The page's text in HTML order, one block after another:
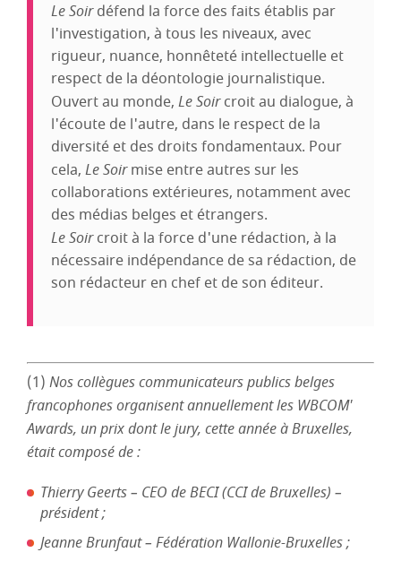
Le Soirdéfend la force des faits établis par
l'investigation, à tous les niveaux, avec
rigueur, nuance, honnêteté intellectuelle et
respect de la déontologie journalistique.
Ouvert au monde, Le Soircroit au dialogue, à
l'écoute de l'autre, dans le respect de la
diversité et des droits fondamentaux. Pour
cela, Le Soirmise entre autres sur les
collaborations extérieures, notamment avec
des médias belges et étrangers.
Le Soircroit à la force d'une rédaction, à la
nécessaire indépendance de sa rédaction, de
son rédacteur en chef et de son éditeur.
(1) Nos collègues communicateurs publics belges
francophones organisent annuellement les WBCOM'
Awards, un prix dont le jury, cette année à Bruxelles,
était composé de :
Thierry Geerts – CEO de BECI (CCI de Bruxelles) –
président ;
Jeanne Brunfaut – Fédération Wallonie-Bruxelles ;